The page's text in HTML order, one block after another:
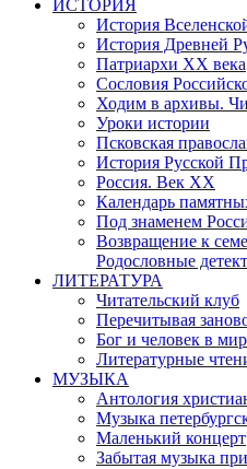
ИСТОРИЯ
История
История Древней
Патриархи XX века
Сословия
Ходим в архивы.
Уроки истории
Псковская
История Русской
Россия. Век ХХ
Календарь
Под знаменем
Возвращение к
Родословные
ЛИТЕРАТУРА
Читательский клуб
Перечитывая
Бог и человек в
Литературные
МУЗЫКА
Антология
Музыка
Маленький концерт
Забытая музыка